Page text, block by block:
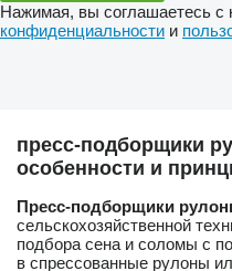
Нажимая, вы соглашаетесь с
конфиденциальности и
пресс-подборщики
особенности и
Пресс-подборщики
сельскохозяйственной
подбора сена и соломы с
в спрессованные рулоны